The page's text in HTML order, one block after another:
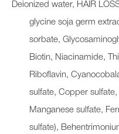
Deionized water, HAIR
glycine soja germ
sorbate,
Biotin, Niacinamide,
Riboflavin,
sulfate, Copper
Manganese sulfate,
sulfate),